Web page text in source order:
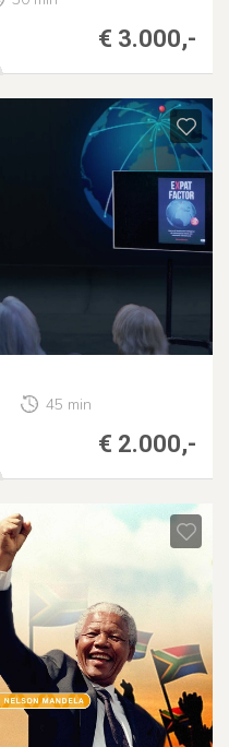
€ 3.000,-
45 min
€ 2.000,-